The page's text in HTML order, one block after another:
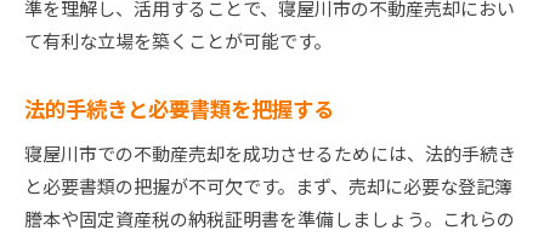
準を理解し、活用することで、寝屋川市の不動産売却におい
て有利な立場を築くことが可能です。
法的手続きと必要書類を把握する
寝屋川市での不動産売却を成功させるためには、法的手続き
と必要書類の把握が不可欠です。まず、売却に必要な登記簿
謄本や固定資産税の納税証明書を準備しましょう。これらの